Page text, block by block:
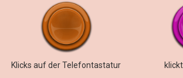
Klicks auf der Telefontastatur